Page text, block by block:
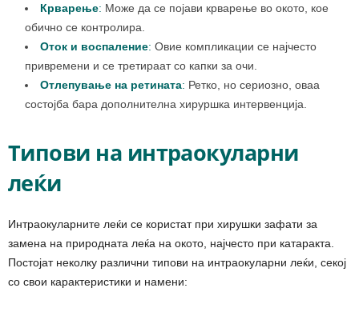
Крварење: Може да се појави крварење во окото, кое
обично се контролира.
Оток и воспаление: Овие компликации се најчесто
привремени и се третираат со капки за очи.
Отлепување на ретината: Ретко, но сериозно, оваа
состојба бара дополнителна хируршка интервенција.
Типови на интраокуларни
леќи
Интраокуларните леќи се користат при хирушки зафати за
замена на природната леќа на окото, најчесто при катаракта.
Постојат неколку различни типови на интраокуларни леќи, секој
со свои карактеристики и намени: